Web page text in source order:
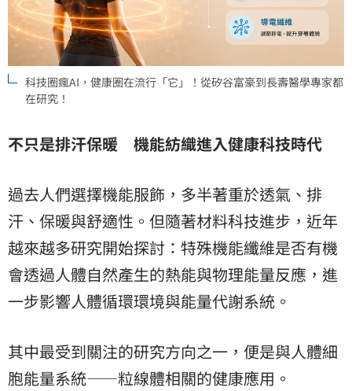
科技圈瘋AI，健康圈在流行「它」！從矽谷富豪到長壽醫學專家都
在研究！
不只是排汗保暖 機能紡織進入健康科技時代
過去人們選擇機能服飾，多半著重於透氣、排
汗、保暖與舒適性。但隨著材料科技進步，近年
越來越多研究開始探討：特殊機能纖維是否有機
會透過人體自然產生的熱能與物理能量反應，進
一步影響人體循環環境與能量代謝系統。
其中最受到關注的研究方向之一，便是與人體細
胞能量系統——粒線體相關的健康應用。